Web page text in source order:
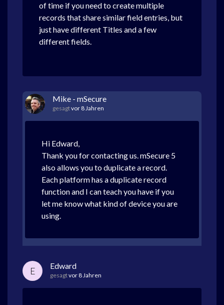
of time if you need to create multiple
records that share similar field entries, but
just have different Titles and a few
different fields.
Mike - mSecure
gesagtvor 8 Jahren
Hi Edward,
Thank you for contacting us. mSecure 5
also allows you to duplicate a record.
Each platform has a duplicate record
function and I can teach you have if you
let me know what kind of device you are
using.
E Edward
gesagtvor 8 Jahren